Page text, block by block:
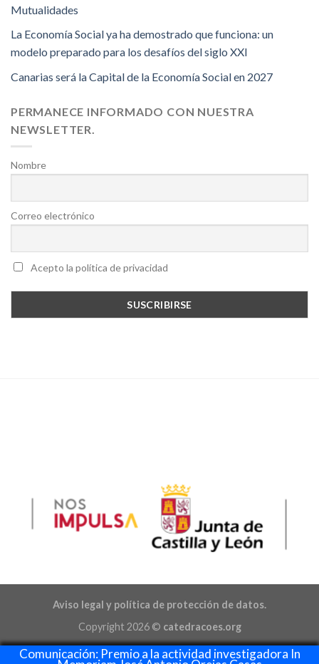
Mutualidades
La Economía Social ya ha demostrado que funciona: un
modelo preparado para los desafíos del siglo XXI
Canarias será la Capital de la Economía Social en 2027
PERMANECE INFORMADO CON NUESTRA
NEWSLETTER.
Nombre
Correo electrónico
Acepto la política de privacidad
Aviso legal y política de protección de datos.
Copyright 2026 © catedracoes.org
Comunicación: Premio a la actividad investigadora In